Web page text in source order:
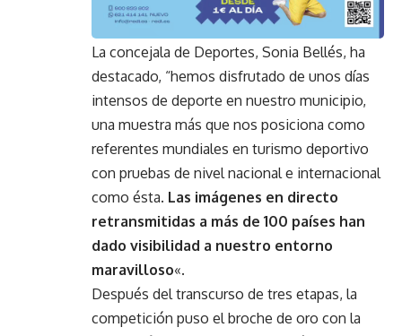
La concejala de Deportes, Sonia Bellés, ha
destacado, “hemos disfrutado de unos días
intensos de deporte en nuestro municipio,
una muestra más que nos posiciona como
referentes mundiales en turismo deportivo
con pruebas de nivel nacional e internacional
como ésta. Las imágenes en directo
retransmitidas a más de 100 países han
dado visibilidad a nuestro entorno
maravilloso«.
Después del transcurso de tres etapas, la
competición puso el broche de oro con la